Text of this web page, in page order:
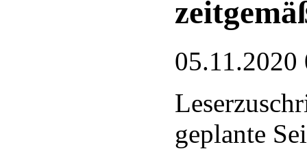
05.11.2020
geplante